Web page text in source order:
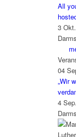
All
3
04
„Wir
4